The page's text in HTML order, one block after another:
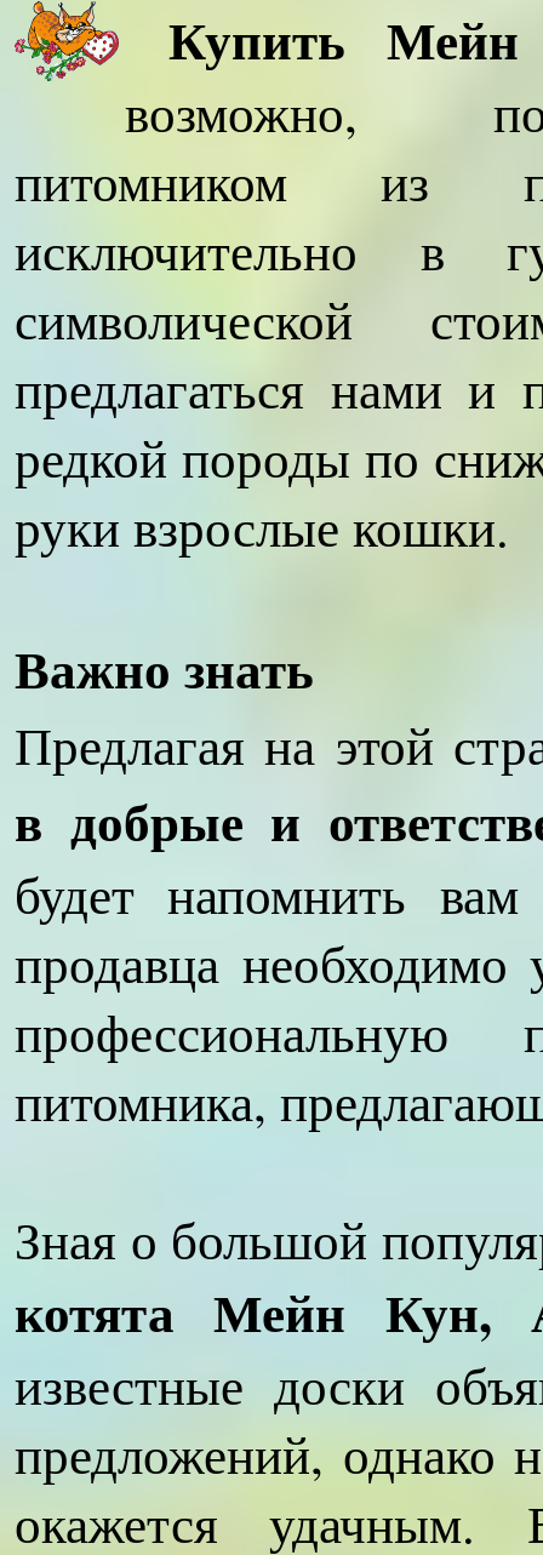
Купить
возможно,
питомником из
исключительно в
символической
предлагаться нами и
редкой породы по
руки взрослые кошки.
Важно знать
Предлагая на этой
в добрые и
будет напомнить
продавца необходимо
профессиональную
питомника,
Зная о большой
котята Мейн Кун,
известные доски
предложений, однако
окажется удачным.